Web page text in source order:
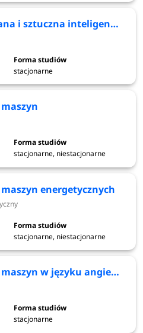
na jedno miejsce, to
się takie kierunki jak:
algorytmiczna
(4,32), zarządzanie (4,32).
studiów w Politechnice
1340 kandydatów
870 kandydatów
859 kandydatów
jedno miejsce - Politechnika
Matematyka stosowana i sztuczna inteligencja
stacjonarne
stacjonarne, niestacjonarne
energetycznych
stacjonarne, niestacjonarne
Mechanika i budowa maszyn w języku angielskim
stacjonarne